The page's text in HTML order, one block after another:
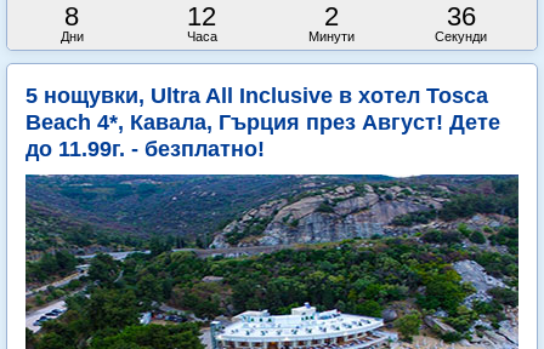
8
Дни
12
Часа
2
Минути
35
Секунди
5 нощувки, Ultra All Inclusive в хотел Tosca
Beach 4*, Кавала, Гърция през Август! Дете
до 11.99г. - безплатно!